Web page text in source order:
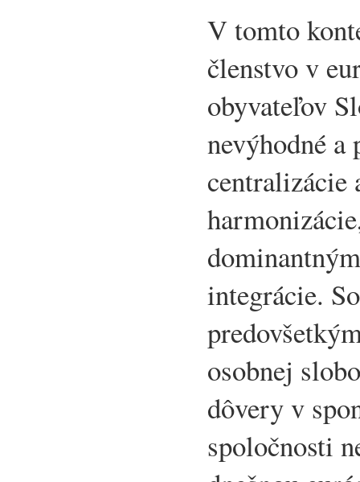
V tomto
členstvo v
obyvateľov
nevýhodné a
centralizácie
integrácie.
osobnej
dôvery v
spoločnosti